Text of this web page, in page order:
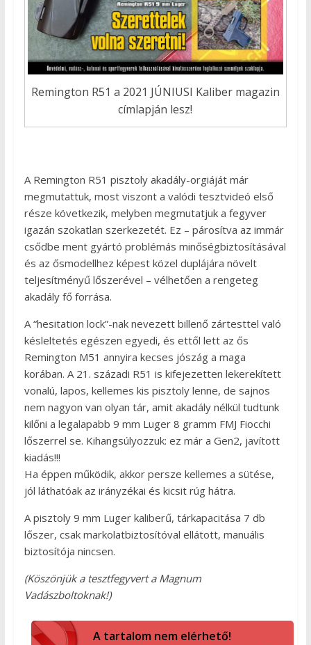
Remington R51 a 2021 JÚNIUSI Kaliber magazin
címlapján lesz!
A Remington R51 pisztoly akadály-orgiáját már
megmutattuk, most viszont a valódi tesztvideó első
része következik, melyben megmutatjuk a fegyver
igazán szokatlan szerkezetét. Ez – párosítva az immár
csődbe ment gyártó problémás minőségbiztosításával
és az ősmodellhez képest közel duplájára növelt
teljesítményű lőszerével – vélhetően a rengeteg
akadály fő forrása.
A “hesitation lock”-nak nevezett billenő zártesttel való
késleltetés egészen egyedi, és ettől lett az ős
Remington M51 annyira kecses jószág a maga
korában. A 21. századi R51 is kifejezetten lekerekített
vonalú, lapos, kellemes kis pisztoly lenne, de sajnos
nem nagyon van olyan tár, amit akadály nélkül tudtunk
kilőni a legalapabb 9 mm Luger 8 gramm FMJ Fiocchi
lőszerrel se. Kihangsúlyozzuk: ez már a Gen2, javított
kiadás!!!
Ha éppen működik, akkor persze kellemes a sütése,
jól láthatóak az irányzékai és kicsit rúg hátra.
A pisztoly 9 mm Luger kaliberű, tárkapacitása 7 db
lőszer, csak markolatbiztosítóval ellátott, manuális
biztosítója nincsen.
(Köszönjük a tesztfegyvert a Magnum
Vadászboltoknak!)
A tartalom nem elérhető!